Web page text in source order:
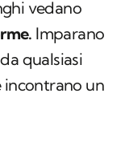
vedano
Imparano
qualsiasi
incontrano un